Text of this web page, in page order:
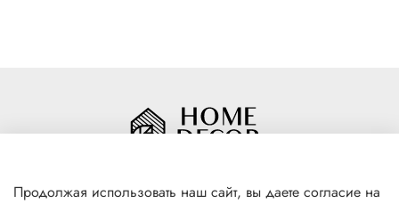
Продолжая использовать наш сайт, вы даете согласие на